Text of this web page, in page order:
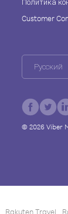
Customer
Русский
© 2026Viber
Rakuten Travel